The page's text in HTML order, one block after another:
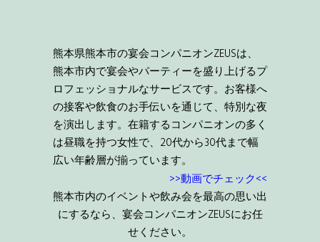
熊本県熊本市の宴会コンパニオンZEUSは、
熊本市内で宴会やパーティーを盛り上げるプ
ロフェッショナルなサービスです。お客様へ
の接客や飲食のお手伝いを通じて、特別な夜
を演出します。在籍するコンパニオンの多く
は昼職を持つ女性で、20代から30代まで幅
広い年齢層が揃っています。
>>動画でチェック<<
熊本市内のイベントや飲み会を最高の思い出
にするなら、宴会コンパニオンZEUSにお任
せください。